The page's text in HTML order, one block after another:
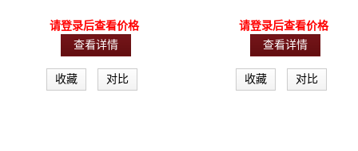
请登录后查看价格
查看详情
收藏 对比
请登录后查看价格
查看详情
收藏 对比